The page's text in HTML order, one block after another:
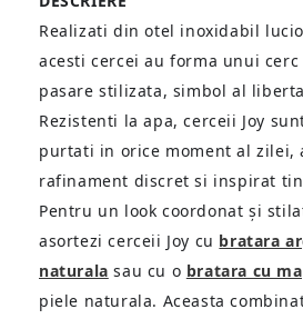
Realizati din otel inoxidabil
acesti cercei au forma unui
pasare stilizata, simbol al
Rezistenti la apa, cerceii Joy
purtati in orice moment al zilei,
rafinament discret si inspirat
Pentru un look coordonat și
asortezi cerceii Joy cu bratara
naturala sau cu o bratara cu
piele naturala. Aceasta